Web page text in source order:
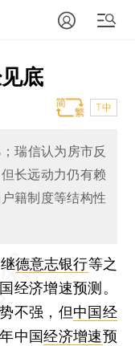
底
T中
瑞信认为房市反
长远动力仍有赖
籍制度等结构性
继德意志银行等之
经济增速预测。
不强，但中国经
中国经济增速预